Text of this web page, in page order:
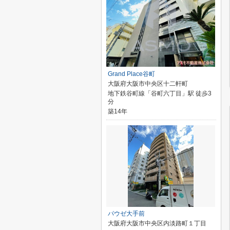
Grand Place谷町
大阪府大阪市中央区十二軒町
地下鉄谷町線「谷町六丁目」駅 徒歩3
分
築14年
パウゼ大手前
大阪府大阪市中央区内淡路町１丁目